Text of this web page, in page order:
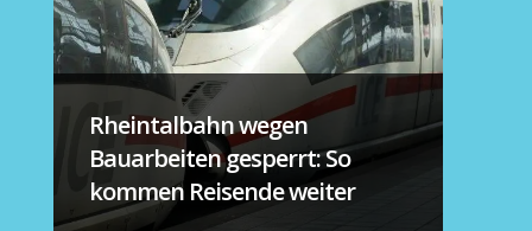
Rheintalbahn wegen
Bauarbeiten gesperrt: So
kommen Reisende weiter